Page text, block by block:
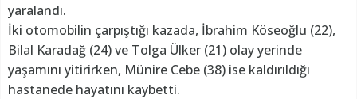
yaralandı.
İki otomobilin çarpıştığı kazada, İbrahim Köseoğlu (22),
Bilal Karadağ (24) ve Tolga Ülker (21) olay yerinde
yaşamını yitirirken, Münire Cebe (38) ise kaldırıldığı
hastanede hayatını kaybetti.